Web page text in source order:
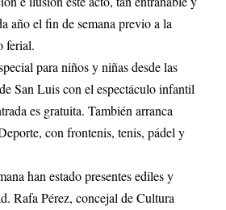
año el fin de semana previo a la
ferial.
para niños y niñas desde las
San Luis con el espectáculo infantil
es gratuita. También arranca
con frontenis, tenis, pádel y
han estado presentes ediles y
Rafa Pérez, concejal de Cultura